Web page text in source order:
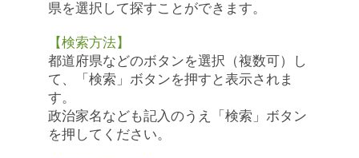
県を選択して探すことができます。
【検索方法】
都道府県などのボタンを選択（複数可）し
て、「検索」ボタンを押すと表示されま
す。
政治家名なども記入のうえ「検索」ボタン
を押してください。